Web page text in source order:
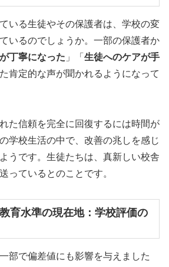
いる生徒やその保護者は、学校の変
いるのでしょうか。一部の保護者か
丁寧になった 」「 生徒へのケアが手
肯定的な声が聞かれるようになって
た信頼を完全に回復するには時間が
学校生活の中で、改善の兆しを感じ
うです。生徒たちは、真新しい校舎
っているとのことです。
育水準の現在地：学校評価の
部で偏差値にも影響を与えました